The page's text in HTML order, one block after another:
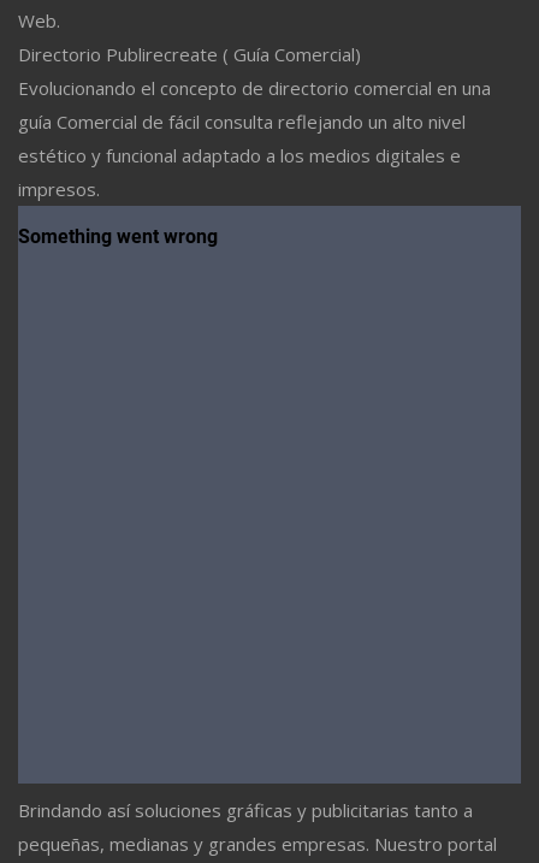
Web.
Directorio Publirecreate ( Guía Comercial)
Evolucionando el concepto de directorio comercial en una
guía Comercial de fácil consulta reflejando un alto nivel
estético y funcional adaptado a los medios digitales e
impresos.
Brindando así soluciones gráficas y publicitarias tanto a
pequeñas, medianas y grandes empresas. Nuestro portal